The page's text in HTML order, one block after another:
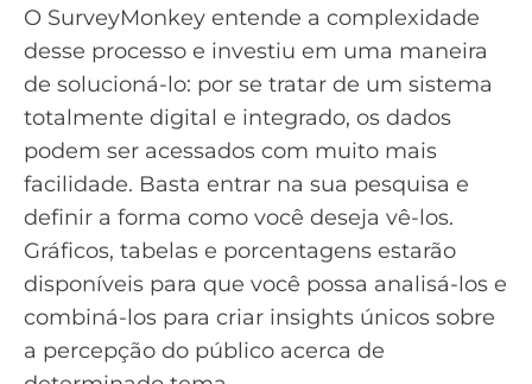
O SurveyMonkey entende a complexidade
desse processo e investiu em uma maneira
de solucioná-lo: por se tratar de um sistema
totalmente digital e integrado, os dados
podem ser acessados com muito mais
facilidade. Basta entrar na sua pesquisa e
definir a forma como você deseja vê-los.
Gráficos, tabelas e porcentagens estarão
disponíveis para que você possa analisá-los e
combiná-los para criar insights únicos sobre
a percepção do público acerca de